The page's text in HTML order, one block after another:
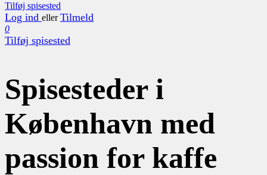
Tilføj spisested
Log ind eller Tilmeld
0
Tilføj spisested
Spisesteder i
København med
passion for kaffe